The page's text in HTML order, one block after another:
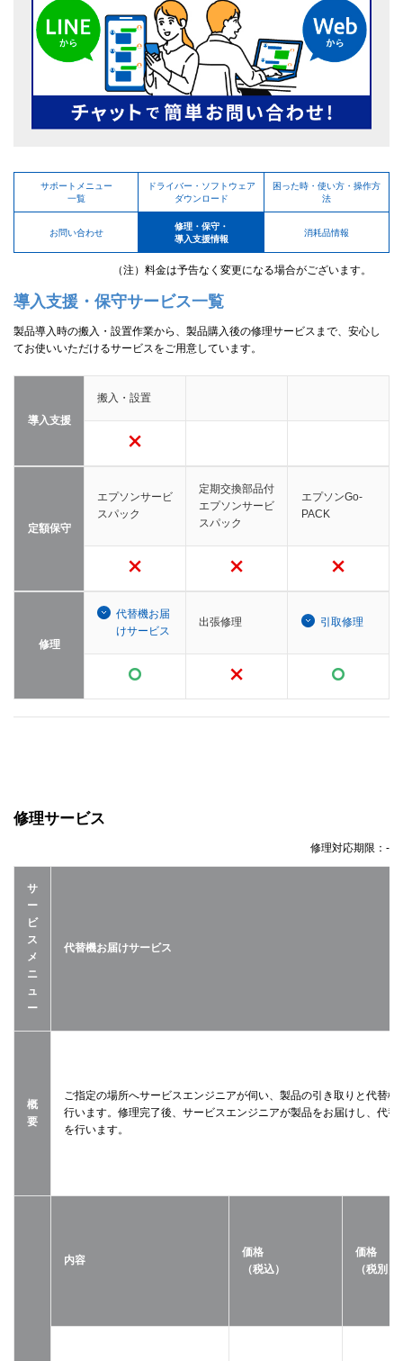
サポートメニュー
一覧
ドライバー・ソフトウェア
ダウンロード
困った時・使い方・操作方
法
お問い合わせ
修理・保守・
導入支援情報
消耗品情報
（注）料金は予告なく変更になる場合がございます。
導入支援・保守サービス一覧
製品導入時の搬入・設置作業から、製品購入後の修理サービスまで、安心し
てお使いいただけるサービスをご用意しています。
導入支援
搬入・設置
定額保守
エプソンサービ
スパック
定期交換部品付
エプソンサービ
スパック
エプソンGo-
PACK
修理
代替機お届
けサービス
出張修理 引取修理
修理サービス
修理対応期限： -
サ
ー
ビ
ス
メ
ニ
ュ
ー
代替機お届けサービス
概
要
ご指定の場所へサービスエンジニアが伺い、製品の引き取りと代替機
行います。修理完了後、サービスエンジニアが製品をお届けし、代替
を行います。
内容
価格
（税込）
価格
（税別）